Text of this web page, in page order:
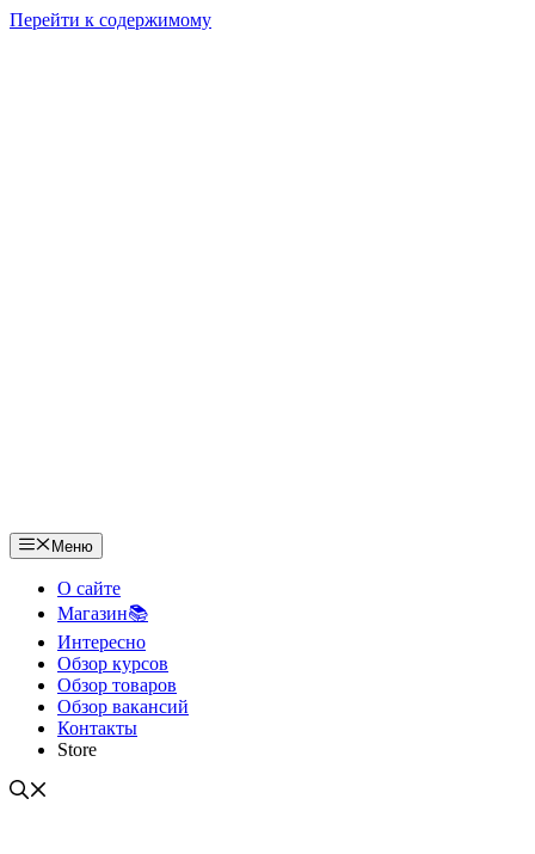
Перейти к содержимому
Меню
О сайте
Магазин📚
Интересно
Обзор курсов
Обзор товаров
Обзор вакансий
Контакты
Store